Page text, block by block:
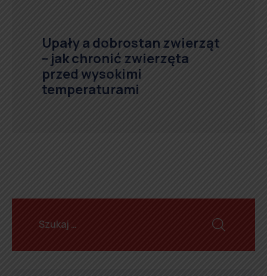
Upały a dobrostan zwierząt
– jak chronić zwierzęta
przed wysokimi
temperaturami